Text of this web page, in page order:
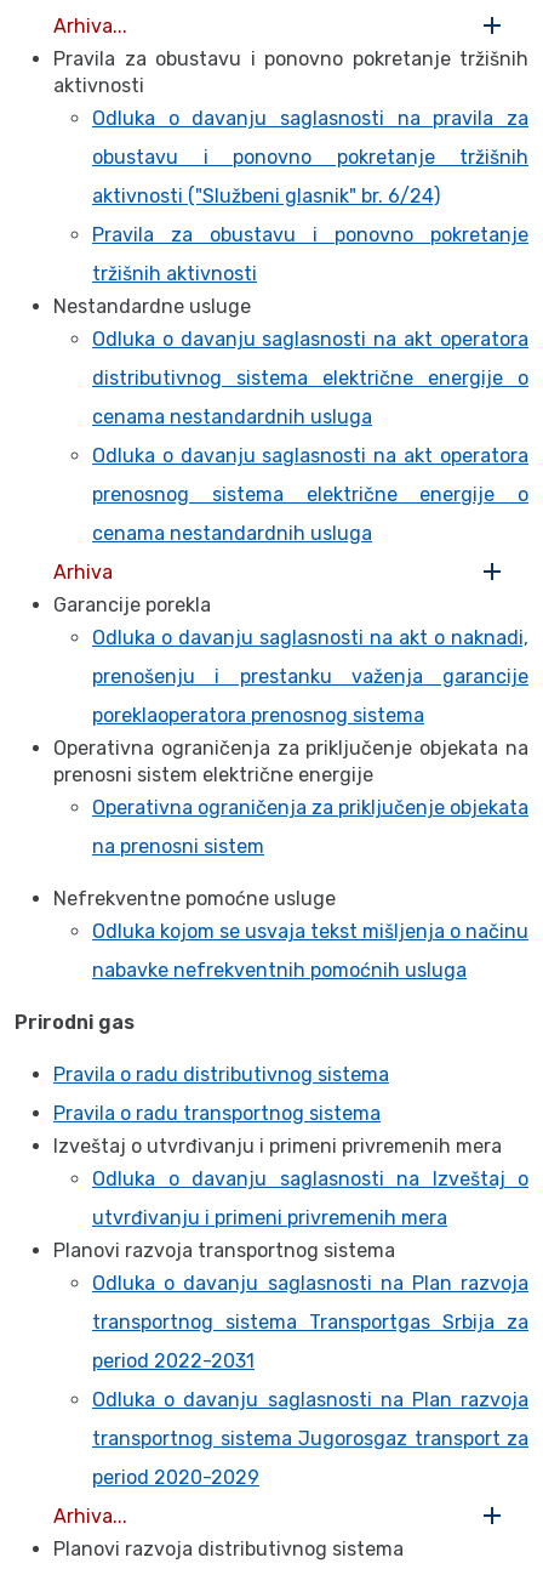
Arhiva...
Pravila za obustavu i ponovno pokretanje tržišnih
aktivnosti
Odluka o davanju saglasnosti na pravila za
obustavu i ponovno pokretanje tržišnih
aktivnosti ("Službeni glasnik" br. 6/24)
Pravila za obustavu i ponovno pokretanje
tržišnih aktivnosti
Nestandardne usluge
Odluka o davanju saglasnosti na akt operatora
distributivnog sistema električne energije o
cenama nestandardnih usluga
Odluka o davanju saglasnosti na akt operatora
prenosnog sistema električne energije o
cenama nestandardnih usluga
Arhiva
Garancije porekla
Odluka o davanju saglasnosti na akt o naknadi,
prenošenju i prestanku važenja garancije
poreklaoperatora prenosnog sistema
Operativna ograničenja za priključenje objekata na
prenosni sistem električne energije
Operativna ograničenja za priključenje objekata
na prenosni sistem
Nefrekventne pomoćne usluge
Odluka kojom se usvaja tekst mišljenja o načinu
nabavke nefrekventnih pomoćnih usluga
Prirodni gas
Pravila o radu distributivnog sistema
Pravila o radu transportnog sistema
Izveštaj o utvrđivanju i primeni privremenih mera
Odluka o davanju saglasnosti na Izveštaj o
utvrđivanju i primeni privremenih mera
Planovi razvoja transportnog sistema
Odluka o davanju saglasnosti na Plan razvoja
transportnog sistema Transportgas Srbija za
period 2022-2031
Odluka o davanju saglasnosti na Plan razvoja
transportnog sistema Jugorosgaz transport za
period 2020-2029
Arhiva...
Planovi razvoja distributivnog sistema